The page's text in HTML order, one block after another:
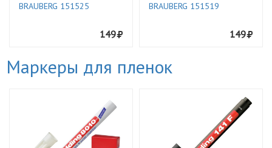
BRAUBERG 151525
149
BRAUBERG 151519
149
Маркеры для пленок